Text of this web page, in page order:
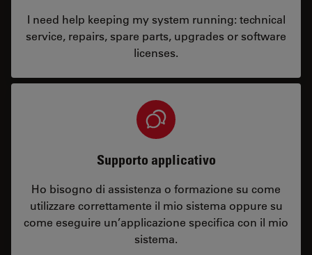
I need help keeping my system running: technical
service, repairs, spare parts, upgrades or software
licenses.
Supporto applicativo
Ho bisogno di assistenza o formazione su come
utilizzare correttamente il mio sistema oppure su
come eseguire un’applicazione specifica con il mio
sistema.